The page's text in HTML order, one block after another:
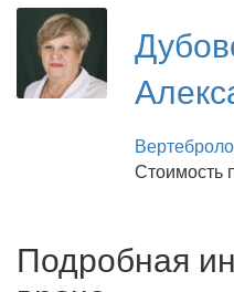
Стоимость
Подробная